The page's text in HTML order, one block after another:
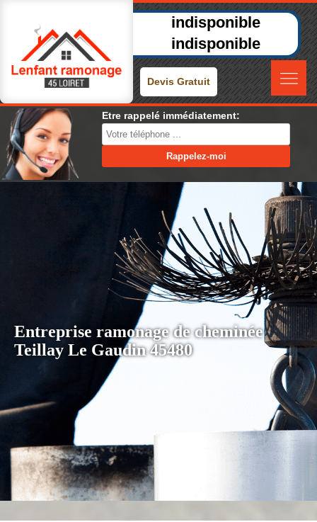
indisponible
indisponible
Devis Gratuit
Etre rappelé immédiatement:
Entreprise ramonage de cheminée
Teillay Le Gaudin 45480